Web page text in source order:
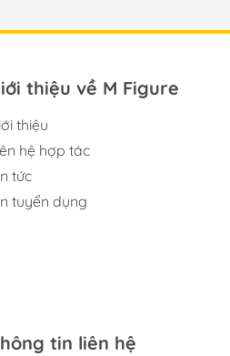
thiệu về M Figure
thiệu
hệ hợp tác
tức
tuyển dụng
tin liên hệ